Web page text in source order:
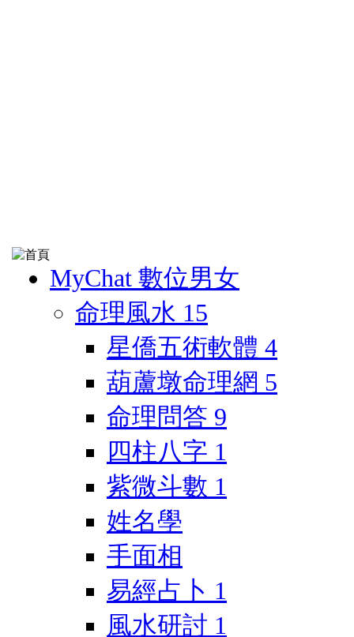
MyChat 數位男女
命理風水 15
星僑五術軟體 4
葫蘆墩命理網 5
命理問答 9
四柱八字 1
紫微斗數 1
姓名學
手面相
易經占卜 1
風水研討 1